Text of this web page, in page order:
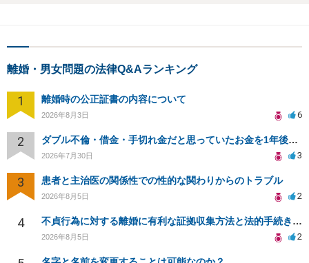
離婚・男女問題の法律Q&Aランキング
1 離婚時の公正証書の内容について
2026年8月3日 6
2 ダブル不倫・借金・手切れ金だと思っていたお金を1年後いまさら脅迫罪として通知書が来てまとめて請求
2026年7月30日 3
3 患者と主治医の関係性での性的な関わりからのトラブル
2026年8月5日 2
4 不貞行為に対する離婚に有利な証拠収集方法と法的手続きについて
2026年8月5日 2